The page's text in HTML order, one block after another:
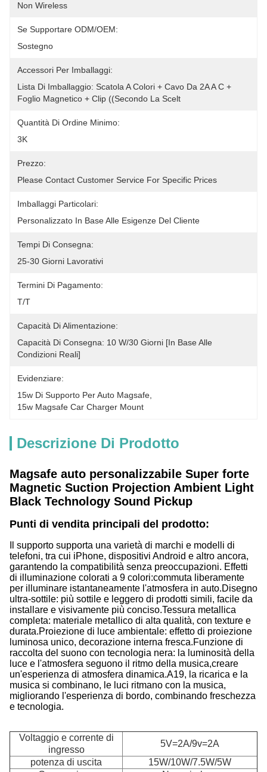
Non Wireless
Se Supportare ODM/OEM:
Sostegno
Accessori Per Imballaggi:
Lista Di Imballaggio: Scatola A Colori + Cavo Da 2A A C +
Foglio Magnetico + Clip ((secondo La Scelt
Quantità Di Ordine Minimo:
3K
Prezzo:
Please Contact Customer Service For Specific Prices
Imballaggi Particolari:
Personalizzato In Base Alle Esigenze Del Cliente
Tempi Di Consegna:
25-30 Giorni Lavorativi
Termini Di Pagamento:
T/T
Capacità Di Alimentazione:
Capacità Di Consegna: 10 W/30 Giorni [in Base Alle
Condizioni Reali]
Evidenziare:
15w Di Supporto Per Auto Magsafe
15w Magsafe Car Charger Mount
Descrizione Di Prodotto
Magsafe auto personalizzabile Super forte
Magnetic Suction Projection Ambient Light
Black Technology Sound Pickup
Punti di vendita principali del prodotto:
Il supporto supporta una varietà di marchi e modelli di
telefoni, tra cui iPhone, dispositivi Android e altro ancora,
garantendo la compatibilità senza preoccupazioni. Effetti
di illuminazione colorati a 9 colori:commuta liberamente
per illuminare istantaneamente l'atmosfera in auto.Disegno
ultra-sottile: più sottile e leggero di prodotti simili, facile da
installare e visivamente più conciso.Tessura metallica
completa: materiale metallico di alta qualità, con texture e
durata.Proiezione di luce ambientale: effetto di proiezione
luminosa unico, decorazione interna fresca.Funzione di
raccolta del suono con tecnologia nera: la luminosità della
luce e l'atmosfera seguono il ritmo della musica,creare
un'esperienza di atmosfera dinamica.A19, la ricarica e la
musica si combinano, le luci ritmano con la musica,
migliorando l'esperienza di bordo, combinando freschezza
e tecnologia.
Voltaggio e corrente di
ingresso
5V=2A/9v=2A
potenza di uscita
15W/10W/7.5W/5W